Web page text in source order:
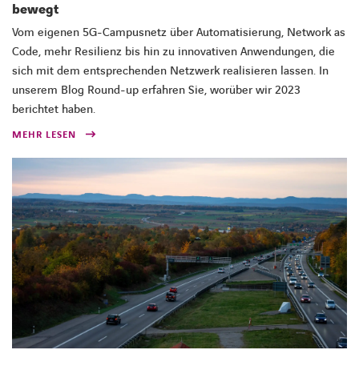
bewegt
Vom eigenen 5G-Campusnetz über Automatisierung, Network as
Code, mehr Resilienz bis hin zu innovativen Anwendungen, die
sich mit dem entsprechenden Netzwerk realisieren lassen. In
unserem Blog Round-up erfahren Sie, worüber wir 2023
berichtet haben.
MEHR LESEN